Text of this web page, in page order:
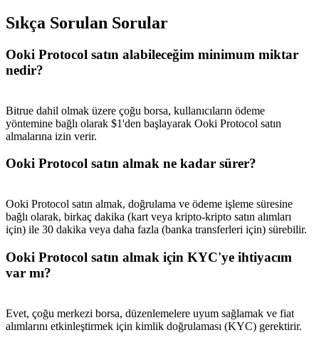
Arkadaşını davet et, nakit ödüller kazan
Deposit CASHCAT & Win
Share 500000 CASHCAT prize pool
Register & Trade to Win 500,000 USDT
Sıkça Sorulan Sorular
Ooki Protocol satın alabileceğim minimum miktar
nedir?
Bitrue dahil olmak üzere çoğu borsa, kullanıcıların ödeme
yöntemine bağlı olarak $1'den başlayarak Ooki Protocol satın
almalarına izin verir.
Ooki Protocol satın almak ne kadar sürer?
Ooki Protocol satın almak, doğrulama ve ödeme işleme süresine
bağlı olarak, birkaç dakika (kart veya kripto-kripto satın alımları
için) ile 30 dakika veya daha fazla (banka transferleri için) sürebilir.
Ooki Protocol satın almak için KYC'ye ihtiyacım
var mı?
Evet, çoğu merkezi borsa, düzenlemelere uyum sağlamak ve fiat
alımlarını etkinleştirmek için kimlik doğrulaması (KYC) gerektirir.